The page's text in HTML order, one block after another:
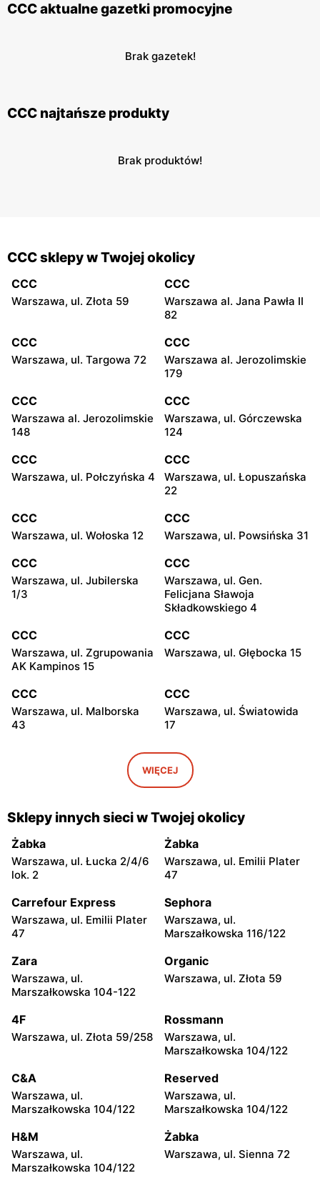
CCC aktualne gazetki promocyjne
Brak gazetek!
CCC najtańsze produkty
Brak produktów!
CCC sklepy w Twojej okolicy
CCC
Warszawa, ul. Złota 59
CCC
Warszawa al. Jana Pawła II
82
CCC
Warszawa, ul. Targowa 72
CCC
Warszawa al. Jerozolimskie
179
CCC
Warszawa al. Jerozolimskie
148
CCC
Warszawa, ul. Górczewska
124
CCC
Warszawa, ul. Połczyńska 4
CCC
Warszawa, ul. Łopuszańska
22
CCC
Warszawa, ul. Wołoska 12
CCC
Warszawa, ul. Powsińska 31
CCC
Warszawa, ul. Jubilerska
1/3
CCC
Warszawa, ul. Gen.
Felicjana Sławoja
Składkowskiego 4
CCC
Warszawa, ul. Zgrupowania
AK Kampinos 15
CCC
Warszawa, ul. Głębocka 15
CCC
Warszawa, ul. Malborska
43
CCC
Warszawa, ul. Światowida
17
CCC
Warszawa, ul. Kazimierza
Szpotańskiego 4
CCC
Łomianki, ul. Brukowa 25
CCC
Janki, ul. Mszczonowska 3
CCC
Pruszków, ul. Henryka
CCC
Legionowo, ul. Jerzego
CCC
Legionowo, ul. Marsz.
CCC
Józefów, ul. 3 Maja 148
CCC
Wołomin, ul. Geodetów 2
CCC
CCC
Podkowa Leśna, ul. Gołębia
CCC
Radzymin, ul. Konstytucji 3
Maja 13
CCC
Błonie, ul. Powstańców 12
CCC
Grodzisk Mazowiecki, ul.
Królewska 48
CCC
Nowy Dwór Mazowiecki, ul.
Warszawska 36
CCC
Mińsk Mazowiecki, ul.
WIĘCEJ
Sklepy innych sieci w Twojej okolicy
Żabka
Warszawa, ul. Łucka 2/4/6
lok. 2
Żabka
Warszawa, ul. Emilii Plater
47
Carrefour Express
Warszawa, ul. Emilii Plater
47
Sephora
Warszawa, ul.
Marszałkowska 116/122
Zara
Warszawa, ul.
Marszałkowska 104-122
Organic
Warszawa, ul. Złota 59
4F
Warszawa, ul. Złota 59/258
Rossmann
Warszawa, ul.
Marszałkowska 104/122
C&A
Warszawa, ul.
Marszałkowska 104/122
Reserved
Warszawa, ul.
Marszałkowska 104/122
H&M
Warszawa, ul.
Marszałkowska 104/122
Żabka
Warszawa, ul. Sienna 72